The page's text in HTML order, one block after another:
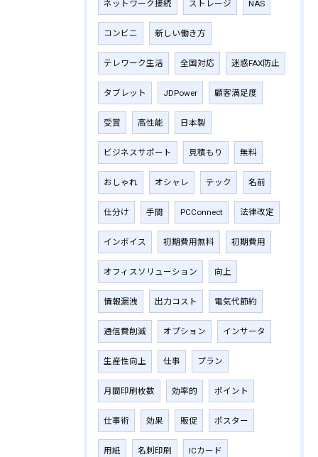
ネットワーク接続 ストレージ NAS
コンビニ 新しい働き方
テレワーク生活 全国対応 迷惑FAX防止
タブレット JDPower 顧客満足度
受賞 高性能 日本製
ビジネスサポート 見積もり 無料
おしゃれ オシャレ テック 名前
仕分け 手間 PCConnect 法律改定
インボイス 初期費用無料 初期費用
オフィスソリューション 向上
情報漏洩 出力コスト 電気代節約
通信費削減 オプション インサータ
生産性向上 仕事 プラン
月間印刷枚数 効率的 ポイント
仕事術 効果 販促 ポスター
用紙 名刺印刷 ICカード